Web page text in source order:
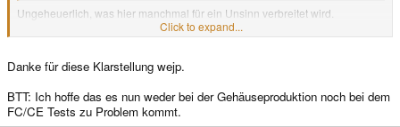
Ungeheuerlich, was hier manchmal für ein Unsinn verbreitet wird.
Erstmal sendet die Pandora keine ionisierende Strahlung aus - du wirst also
wegen der Strahlung wohl kaum Krebs bekommen. Zweitens ist die
wohl das WLAN sein dürfte), erheblich geringer, als die Strahlung eines
W im E-Netz), WLAN-Geräte mit maximal 100 mW. Dazu kommt noch, dass
man ein Mobiltelefon zu allem Überfluss auch noch direkt an den Kopf hält,
während es sendet. Die Pandora wohl eher nicht. Die Leistung nimmt mit
Click to expand...
Danke für diese Klarstellung wejp.
BTT: Ich hoffe das es nun weder bei der Gehäuseproduktion noch bei dem
FC/CE Tests zu Problem kommt.